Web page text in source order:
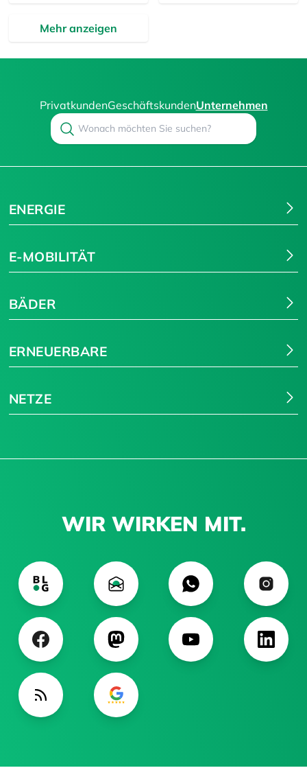
Mehr anzeigen
PrivatkundenGeschäftskundenUnternehmen
Search
ENERGIE
E-MOBILITÄT
BÄDER
ERNEUERBARE
NETZE
WIR WIRKEN MIT.